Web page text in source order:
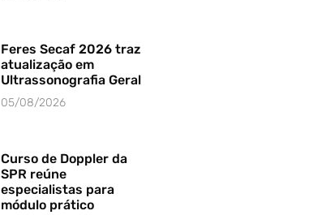
Feres Secaf 2026 traz
atualização em
Ultrassonografia Geral
05/08/2026
Curso de Doppler da
SPR reúne
especialistas para
módulo prático